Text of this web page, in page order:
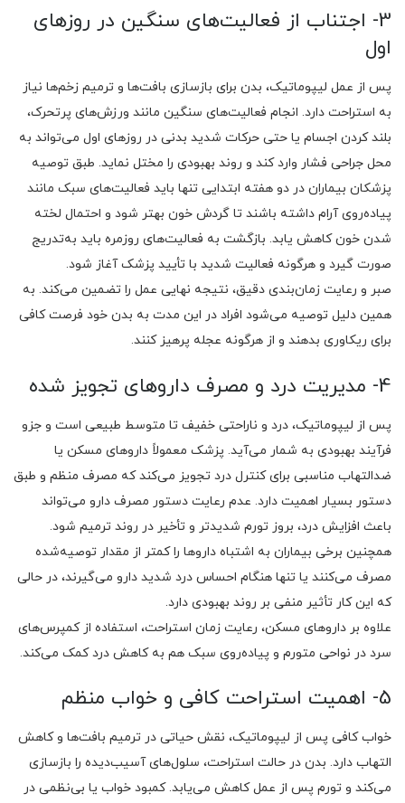
3- اجتناب از فعالیت‌های سنگین در روزهای
اول
پس از عمل لیپوماتیک، بدن برای بازسازی بافت‌ها و ترمیم زخم‌ها نیاز
به استراحت دارد. انجام فعالیت‌های سنگین مانند ورزش‌های پرتحرک،
بلند کردن اجسام یا حتی حرکات شدید بدنی در روزهای اول می‌تواند به
محل جراحی فشار وارد کند و روند بهبودی را مختل نماید. طبق توصیه
پزشکان بیماران در دو هفته ابتدایی تنها باید فعالیت‌های سبک مانند
پیاده‌روی آرام داشته باشند تا گردش خون بهتر شود و احتمال لخته
شدن خون کاهش یابد. بازگشت به فعالیت‌های روزمره باید به‌تدریج
صورت گیرد و هرگونه فعالیت شدید با تأیید پزشک آغاز شود.
صبر و رعایت زمان‌بندی دقیق، نتیجه نهایی عمل را تضمین می‌کند. به
همین دلیل توصیه می‌شود افراد در این مدت به بدن خود فرصت کافی
برای ریکاوری بدهند و از هرگونه عجله پرهیز کنند.
4- مدیریت درد و مصرف داروهای تجویز شده
پس از لیپوماتیک، درد و ناراحتی خفیف تا متوسط طبیعی است و جزو
فرآیند بهبودی به شمار می‌آید. پزشک معمولاً داروهای مسکن یا
ضدالتهاب مناسبی برای کنترل درد تجویز می‌کند که مصرف منظم و طبق
دستور بسیار اهمیت دارد. عدم رعایت دستور مصرف دارو می‌تواند
باعث افزایش درد، بروز تورم شدیدتر و تأخیر در روند ترمیم شود.
همچنین برخی بیماران به اشتباه داروها را کمتر از مقدار توصیه‌شده
مصرف می‌کنند یا تنها هنگام احساس درد شدید دارو می‌گیرند، در حالی
که این کار تأثیر منفی بر روند بهبودی دارد.
علاوه بر داروهای مسکن، رعایت زمان استراحت، استفاده از کمپرس‌های
سرد در نواحی متورم و پیاده‌روی سبک هم به کاهش درد کمک می‌کند.
5- اهمیت استراحت کافی و خواب منظم
خواب کافی پس از لیپوماتیک، نقش حیاتی در ترمیم بافت‌ها و کاهش
التهاب دارد. بدن در حالت استراحت، سلول‌های آسیب‌دیده را بازسازی
می‌کند و تورم پس از عمل کاهش می‌یابد. کمبود خواب یا بی‌نظمی در